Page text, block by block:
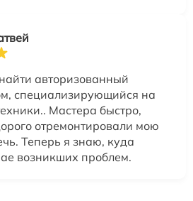
авторизованный
специализирующийся на
Мастера быстро,
отремонтировали мою
Теперь я знаю, куда
возникших проблем.